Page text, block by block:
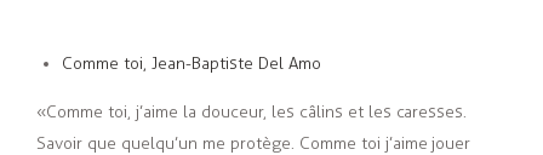
Comme toi, Jean-Baptiste Del Amo
« Comme toi, j’aime la douceur, les câlins et les caresses.
Savoir que quelqu’un me protège. Comme toi j’aime jouer